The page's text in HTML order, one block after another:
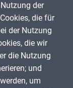
der
die für
der Nutzung
die wir
die Nutzung
und
um